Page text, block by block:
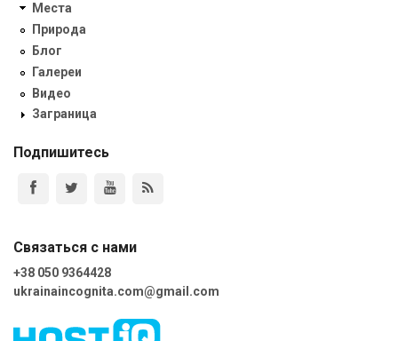
Места
Природа
Блог
Галереи
Видео
Заграница
Подпишитесь
Связаться с нами
+38 050 9364428
ukrainaincognita.com@gmail.com